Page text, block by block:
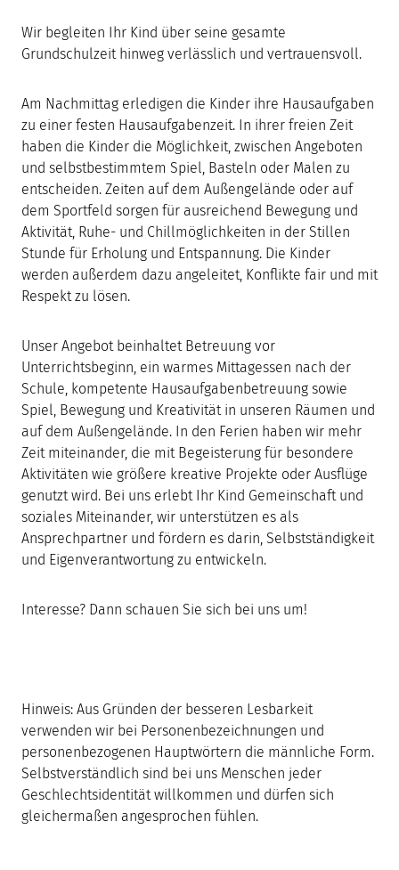
Wir begleiten Ihr Kind über seine gesamte
Grundschulzeit hinweg verlässlich und vertrauensvoll.
Am Nachmittag erledigen die Kinder ihre Hausaufgaben
zu einer festen Hausaufgabenzeit. In ihrer freien Zeit
haben die Kinder die Möglichkeit, zwischen Angeboten
und selbstbestimmtem Spiel, Basteln oder Malen zu
entscheiden. Zeiten auf dem Außengelände oder auf
dem Sportfeld sorgen für ausreichend Bewegung und
Aktivität, Ruhe- und Chillmöglichkeiten in der Stillen
Stunde für Erholung und Entspannung. Die Kinder
werden außerdem dazu angeleitet, Konflikte fair und mit
Respekt zu lösen.
Unser Angebot beinhaltet Betreuung vor
Unterrichtsbeginn, ein warmes Mittagessen nach der
Schule, kompetente Hausaufgabenbetreuung sowie
Spiel, Bewegung und Kreativität in unseren Räumen und
auf dem Außengelände. In den Ferien haben wir mehr
Zeit miteinander, die mit Begeisterung für besondere
Aktivitäten wie größere kreative Projekte oder Ausflüge
genutzt wird. Bei uns erlebt Ihr Kind Gemeinschaft und
soziales Miteinander, wir unterstützen es als
Ansprechpartner und fördern es darin, Selbstständigkeit
und Eigenverantwortung zu entwickeln.
Interesse? Dann schauen Sie sich bei uns um!
Hinweis: Aus Gründen der besseren Lesbarkeit
verwenden wir bei Personenbezeichnungen und
personenbezogenen Hauptwörtern die männliche Form.
Selbstverständlich sind bei uns Menschen jeder
Geschlechtsidentität willkommen und dürfen sich
gleichermaßen angesprochen fühlen.